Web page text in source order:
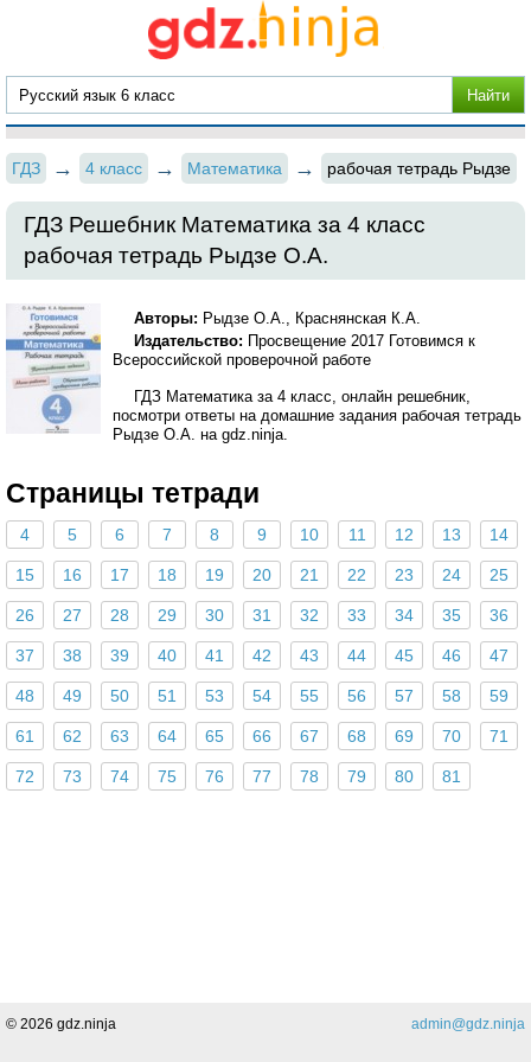
ГДЗ 4 класс Математика рабочая тетрадь Рыдзе
ГДЗ Решебник Математика за 4 класс
рабочая тетрадь Рыдзе О.А.
Авторы: Рыдзе О.А., Краснянская К.А.
Издательство: Просвещение 2017 Готовимся к
Всероссийской проверочной работе
ГДЗ Математика за 4 класс, онлайн решебник,
посмотри ответы на домашние задания рабочая тетрадь
Рыдзе О.А. на gdz.ninja.
Страницы тетради
4 5 6 7 8 9 10 11 12 13 14
15 16 17 18 19 20 21 22 23 24 25
26 27 28 29 30 31 32 33 34 35 36
37 38 39 40 41 42 43 44 45 46 47
48 49 50 51 53 54 55 56 57 58 59
61 62 63 64 65 66 67 68 69 70 71
72 73 74 75 76 77 78 79 80 81
© 2026 gdz.ninja admin@gdz.ninja